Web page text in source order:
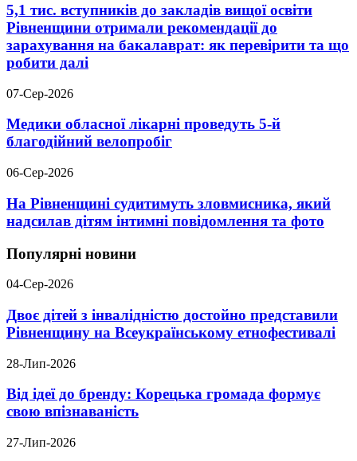
5,1 тис. вступників до закладів вищої освіти
Рівненщини отримали рекомендації до
зарахування на бакалаврат: як перевірити та що
робити далі
07-Сер-2026
Медики обласної лікарні проведуть 5-й
благодійний велопробіг
06-Сер-2026
На Рівненщині судитимуть зловмисника, який
надсилав дітям інтимні повідомлення та фото
Популярні новини
04-Сер-2026
Двоє дітей з інвалідністю достойно представили
Рівненщину на Всеукраїнському етнофестивалі
28-Лип-2026
Від ідеї до бренду: Корецька громада формує
свою впізнаваність
27-Лип-2026